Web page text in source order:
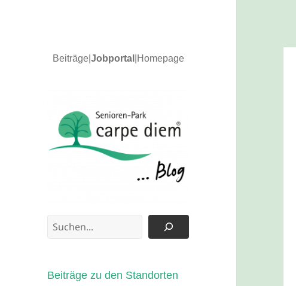
Beiträge| Jobportal Homepage
carpe diem Blog
News und Updates
Suchen
Beiträge zu den Standorten